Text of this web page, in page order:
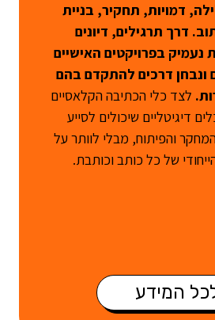
דמויות, תחקיר, בניית
דרך תרגילים, דיונים
נעמיק בפרויקטים האישיים
דרכים להתקדם בהם
לצד כלי הכתיבה הקלאסיים
דיגיטליים שיכולים לסייע
והפיתוח, מבלי לוותר על
של כל כותב וכותבת.
המידע